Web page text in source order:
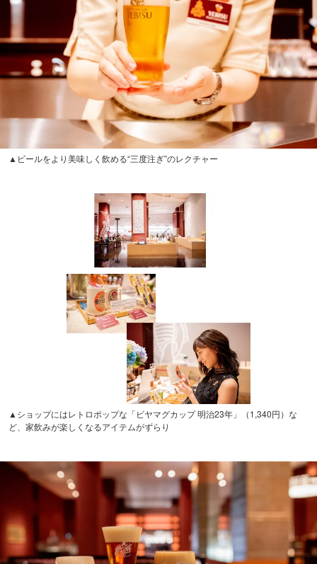
▲ビールをより美味しく飲める“三度注ぎ”のレクチャー
▲ショップにはレトロポップな「ビヤマグカップ 明治23年」（1,340円）な
ど、家飲みが楽しくなるアイテムがずらり